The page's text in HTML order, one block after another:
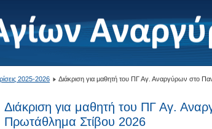
2025-2026 Διάκριση για μαθητή του ΠΓ Αγ. Αναργύρων στο
Διάκριση για μαθητή του ΠΓ Αγ.
Πρωτάθλημα Στίβου 2026